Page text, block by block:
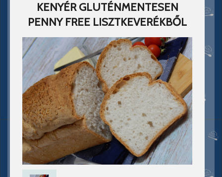
KENYÉR GLUTÉNMENTESEN
PENNY FREE LISZTKEVERÉKBŐL